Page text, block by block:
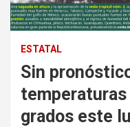
ESTATAL
Sin
temperaturas
grados este